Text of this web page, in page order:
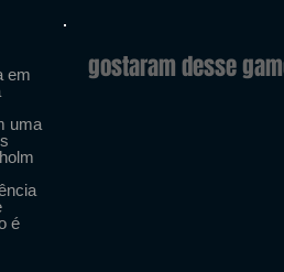
em
uma
é
gostaram desse